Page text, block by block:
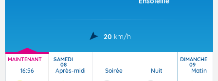
20 km/h
MAINTENANT
16:56
SAMEDI
08
Après-midi Soirée Nuit
DIMANCHE
09
Matin